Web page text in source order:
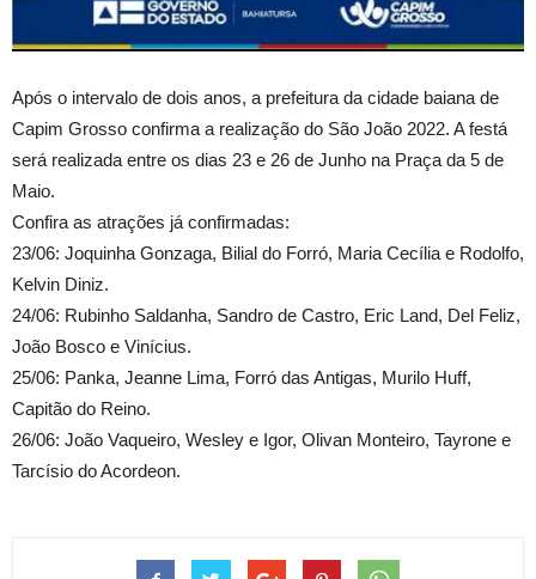
Após o intervalo de dois anos, a prefeitura da cidade baiana de
Capim Grosso confirma a realização do São João 2022. A festá
será realizada entre os dias 23 e 26 de Junho na Praça da 5 de
Maio.
Confira as atrações já confirmadas:
23/06: Joquinha Gonzaga, Bilial do Forró, Maria Cecília e Rodolfo,
Kelvin Diniz.
24/06: Rubinho Saldanha, Sandro de Castro, Eric Land, Del Feliz,
João Bosco e Vinícius.
25/06: Panka, Jeanne Lima, Forró das Antigas, Murilo Huff,
Capitão do Reino.
26/06: João Vaqueiro, Wesley e Igor, Olivan Monteiro, Tayrone e
Tarcísio do Acordeon.